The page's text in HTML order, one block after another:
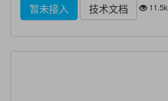
暂未接入
技术文档 11.5k